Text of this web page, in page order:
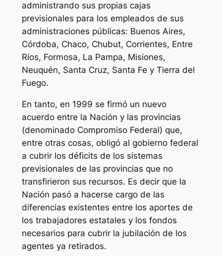
administrando sus propias cajas
previsionales para los empleados de sus
administraciones públicas: Buenos Aires,
Córdoba, Chaco, Chubut, Corrientes, Entre
Ríos, Formosa, La Pampa, Misiones,
Neuquén, Santa Cruz, Santa Fe y Tierra del
Fuego.
En tanto, en 1999 se firmó un nuevo
acuerdo entre la Nación y las provincias
(denominado Compromiso Federal) que,
entre otras cosas, obligó al gobierno federal
a cubrir los déficits de los sistemas
previsionales de las provincias que no
transfirieron sus recursos. Es decir que la
Nación pasó a hacerse cargo de las
diferencias existentes entre los aportes de
los trabajadores estatales y los fondos
necesarios para cubrir la jubilación de los
agentes ya retirados.